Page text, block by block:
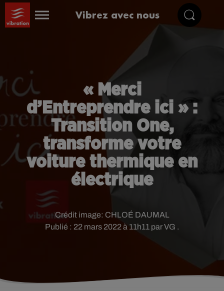
Vibrez avec nous
« Merci
d’Entreprendre ici » :
Transition One,
transforme votre
voiture thermique en
électrique
Publié : 22 mars 2022 à 11h11 par VG .
Crédit image: CHLOÉ DAUMAL